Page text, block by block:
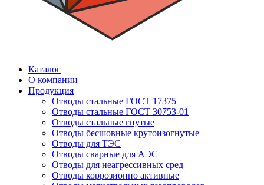
Каталог
О компании
Продукция
Отводы стальные ГОСТ 17375
Отводы стальные ГОСТ 30753-01
Отводы стальные гнутые
Отводы бесшовные крутоизогнутые
Отводы для ТЭС
Отводы сварные для АЭС
Отводы для неагрессивных сред
Отводы коррозионно активные